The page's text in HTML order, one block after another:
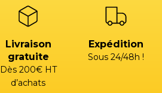
Livraison
gratuite
Dès 200€ HT
d’achats
Expédition
Sous 24/48h !